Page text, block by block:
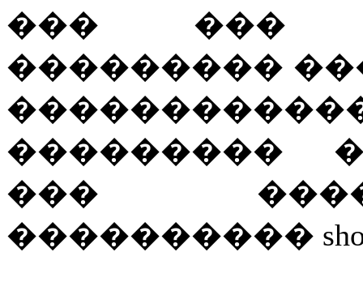
��� ���
���������
���������
���
���������� shoot